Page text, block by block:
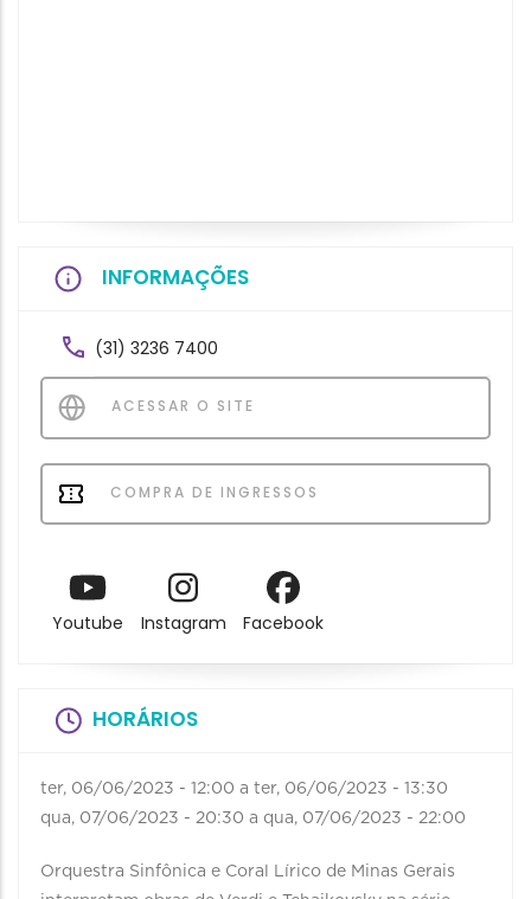
INFORMAÇÕES
(31) 3236 7400
ACESSAR O SITE
COMPRA DE INGRESSOS
Youtube Instagram Facebook
HORÁRIOS
ter, 06/06/2023 - 12:00 a ter, 06/06/2023 - 13:30
qua, 07/06/2023 - 20:30 a qua, 07/06/2023 - 22:00
Orquestra Sinfônica e Coral Lírico de Minas Gerais